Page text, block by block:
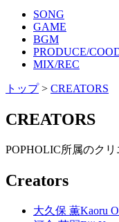
SONG
GAME
BGM
PRODUCE/
MIX/REC
トップ> CREATORS
CREATORS
POPHOLIC所属のク
Creators
大久保 薫Kaoru